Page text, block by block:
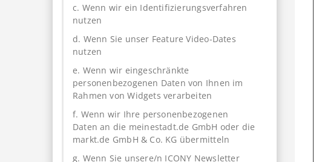
c. Wenn wir ein Identifizierungsverfahren
nutzen
d. Wenn Sie unser Feature Video-Dates
nutzen
e. Wenn wir eingeschränkte
personenbezogenen Daten von Ihnen im
Rahmen von Widgets verarbeiten
f. Wenn wir Ihre personenbezogenen
Daten an die meinestadt.de GmbH oder die
markt.de GmbH & Co. KG übermitteln
g. Wenn Sie unsere/n ICONY Newsletter